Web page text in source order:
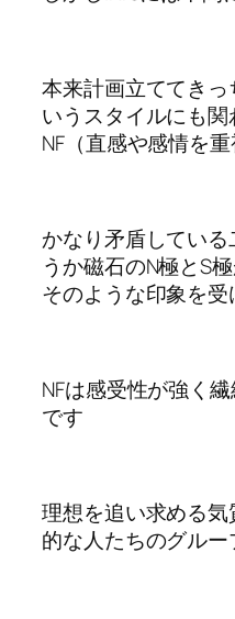
本来計画立ててき
いうスタイルにも
NF（直感や感情を
かなり矛盾してい
うか磁石のN極とS
そのような印象を受
NFは感受性が強く
です
理想を追い求める
的な人たちのグル